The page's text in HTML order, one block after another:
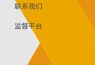
联系我们
监督平台